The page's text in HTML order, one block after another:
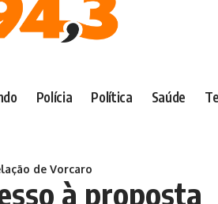
Polícia Política Saúde
de Vorcaro
à proposta